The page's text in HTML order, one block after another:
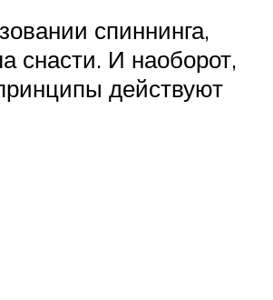
спиннинга,
снасти. И наоборот,
действуют